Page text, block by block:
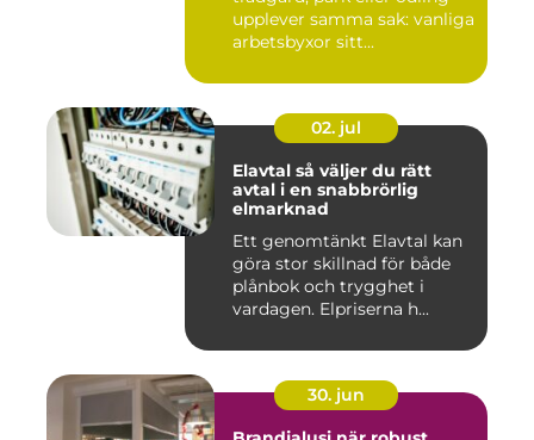
upplever samma sak: vanliga
arbetsbyxor sitt...
02. jul
Elavtal så väljer du rätt
avtal i en snabbrörlig
elmarknad
Ett genomtänkt Elavtal kan
göra stor skillnad för både
plånbok och trygghet i
vardagen. Elpriserna h...
30. jun